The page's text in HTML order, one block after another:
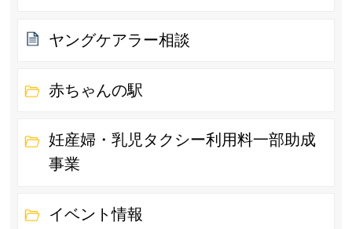
ヤングケアラー相談
赤ちゃんの駅
妊産婦・乳児タクシー利用料一部助成
事業
イベント情報